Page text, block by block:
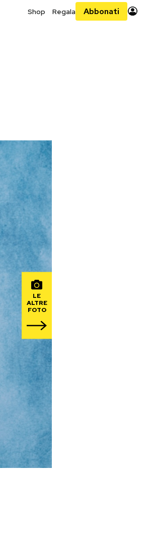
Shop Regala Abbonati
LE
ALTRE
FOTO